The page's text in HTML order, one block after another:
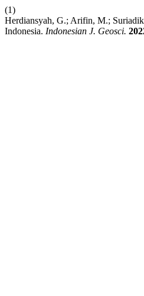
(1)
Herdiansyah, G.; Arifin, M.;
Indonesia. Indonesian J. Geosci.